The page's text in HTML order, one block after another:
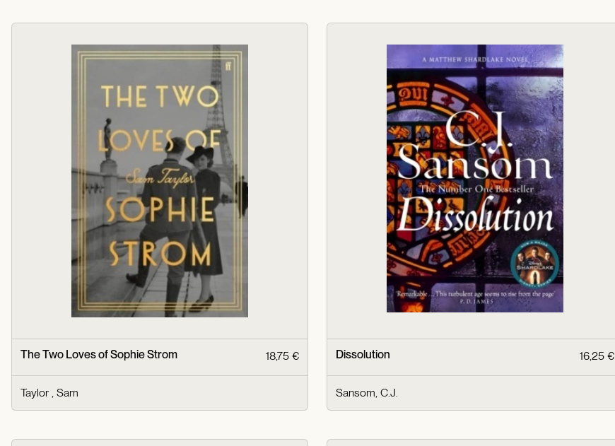
The Two Loves of Sophie Strom 18,75 €
Taylor , Sam
Dissolution 16,25 €
Sansom, C.J.